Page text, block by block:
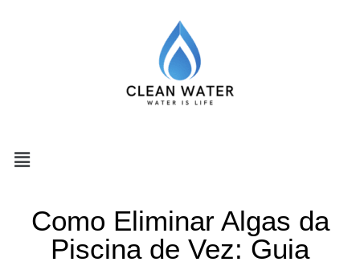
Como Eliminar Algas da
Piscina de Vez: Guia